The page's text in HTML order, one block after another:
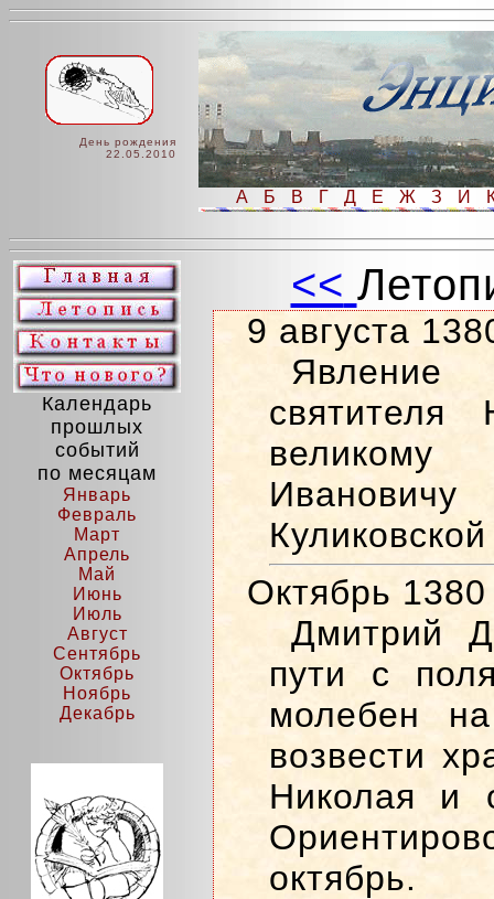
А Б В Г Д Е Ж З И
День рождения
22.05.2010
Календарь
прошлых
событий
по месяцам
Январь
Февраль
Март
Апрель
Май
Июнь
Июль
Август
Сентябрь
Октябрь
Ноябрь
Декабрь
<<
9 августа
Явление
святителя
Ивановичу
Октябрь 1380
Дмитрий
пути с
молебен
возвести
Николая и
октябрь.